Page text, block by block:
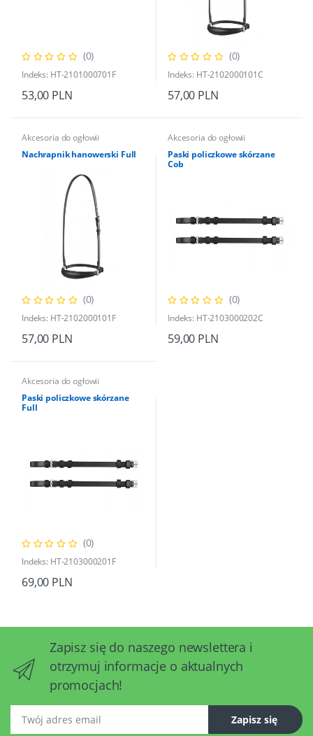
(0)
Indeks: HT-2101000701F
53,00 PLN
(0)
Indeks: HT-2102000101C
57,00 PLN
Akcesoria do ogłowii
Nachrapnik hanowerski Full
(0)
Indeks: HT-2102000101F
57,00 PLN
Akcesoria do ogłowii
Paski policzkowe skórzane
Cob
(0)
Indeks: HT-2103000202C
59,00 PLN
Akcesoria do ogłowii
Paski policzkowe skórzane
Full
(0)
Indeks: HT-2103000201F
69,00 PLN
Zapisz się do naszego newslettera i
otrzymuj informacje o aktualnych
promocjach!
Zapisz się